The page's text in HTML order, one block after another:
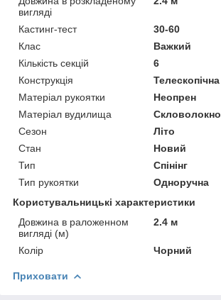
вигляді
Кастинг-тест
30-60
Клас
Важкий
Кількість секцій
6
Конструкція
Телескопічна
Матеріал рукоятки
Неопрен
Матеріал вудилища
Скловолокно
Сезон
Літо
Стан
Новий
Тип
Спінінг
Тип рукоятки
Одноручна
Користувальницькі характеристики
Довжина в раложенном
вигляді (м)
2.4 м
Колір Чорний
Приховати